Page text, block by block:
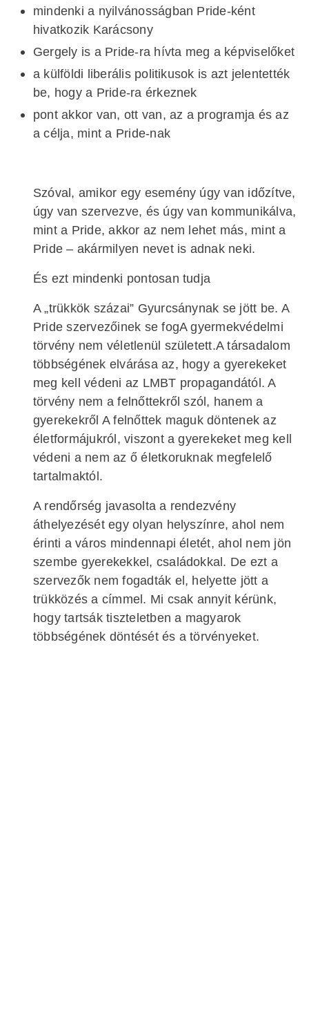
mindenki a nyilvánosságban Pride-ként
hivatkozik Karácsony
Gergely is a Pride-ra hívta meg a képviselőket
a külföldi liberális politikusok is azt jelentették
be, hogy a Pride-ra érkeznek
pont akkor van, ott van, az a programja és az
a célja, mint a Pride-nak
Szóval, amikor egy esemény úgy van időzítve,
úgy van szervezve, és úgy van kommunikálva,
mint a Pride, akkor az nem lehet más, mint a
Pride – akármilyen nevet is adnak neki.
És ezt mindenki pontosan tudja
A „trükkök százai” Gyurcsánynak se jött be. A
Pride szervezőinek se fogA gyermekvédelmi
törvény nem véletlenül született.A társadalom
többségének elvárása az, hogy a gyerekeket
meg kell védeni az LMBT propagandától. A
törvény nem a felnőttekről szól, hanem a
gyerekekről A felnőttek maguk döntenek az
életformájukról, viszont a gyerekeket meg kell
védeni a nem az ő életkoruknak megfelelő
tartalmaktól.
A rendőrség javasolta a rendezvény
áthelyezését egy olyan helyszínre, ahol nem
érinti a város mindennapi életét, ahol nem jön
szembe gyerekekkel, családokkal. De ezt a
szervezők nem fogadták el, helyette jött a
trükközés a címmel. Mi csak annyit kérünk,
hogy tartsák tiszteletben a magyarok
többségének döntését és a törvényeket.